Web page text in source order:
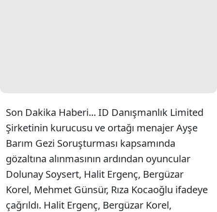
Son Dakika Haberi... ID Danışmanlık Limited
Şirketinin kurucusu ve ortağı menajer Ayşe
Barım Gezi Soruşturması kapsamında
gözaltına alınmasının ardından oyuncular
Dolunay Soysert, Halit Ergenç, Bergüzar
Korel, Mehmet Günsür, Rıza Kocaoğlu ifadeye
çağrıldı. Halit Ergenç, Bergüzar Korel,